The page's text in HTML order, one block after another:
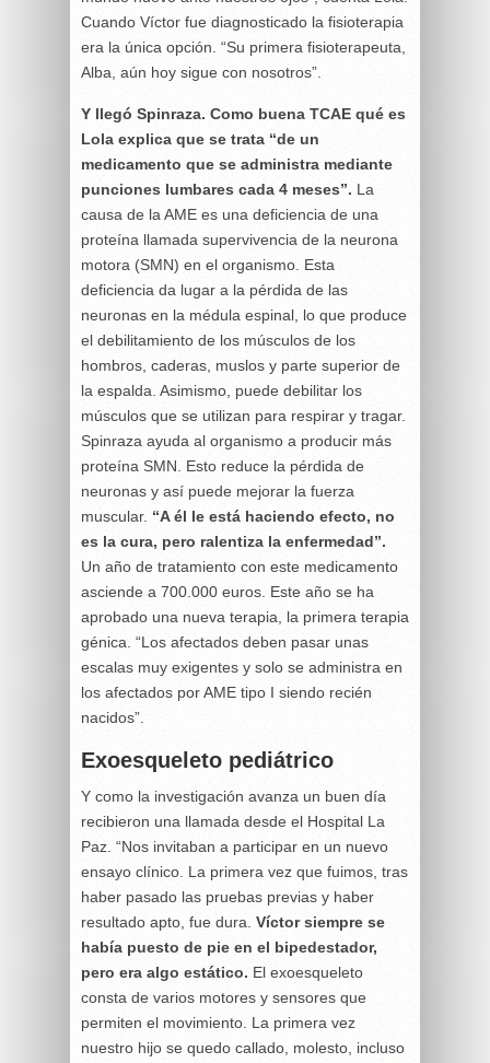
Cuando Víctor fue diagnosticado la fisioterapia
era la única opción. “Su primera fisioterapeuta,
Alba, aún hoy sigue con nosotros”.
Y llegó Spinraza. Como buena TCAE qué es
Lola explica que se trata “de un
medicamento que se administra mediante
punciones lumbares cada 4 meses”. La
causa de la AME es una deficiencia de una
proteína llamada supervivencia de la neurona
motora (SMN) en el organismo. Esta
deficiencia da lugar a la pérdida de las
neuronas en la médula espinal, lo que produce
el debilitamiento de los músculos de los
hombros, caderas, muslos y parte superior de
la espalda. Asimismo, puede debilitar los
músculos que se utilizan para respirar y tragar.
Spinraza ayuda al organismo a producir más
proteína SMN. Esto reduce la pérdida de
neuronas y así puede mejorar la fuerza
muscular. “A él le está haciendo efecto, no
es la cura, pero ralentiza la enfermedad”.
Un año de tratamiento con este medicamento
asciende a 700.000 euros. Este año se ha
aprobado una nueva terapia, la primera terapia
génica. “Los afectados deben pasar unas
escalas muy exigentes y solo se administra en
los afectados por AME tipo I siendo recién
nacidos”.
Exoesqueleto pediátrico
Y como la investigación avanza un buen día
recibieron una llamada desde el Hospital La
Paz. “Nos invitaban a participar en un nuevo
ensayo clínico. La primera vez que fuimos, tras
haber pasado las pruebas previas y haber
resultado apto, fue dura. Víctor siempre se
había puesto de pie en el bipedestador,
pero era algo estático. El exoesqueleto
consta de varios motores y sensores que
permiten el movimiento. La primera vez
nuestro hijo se quedo callado, molesto, incluso